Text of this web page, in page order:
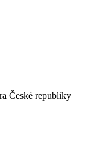
České republiky